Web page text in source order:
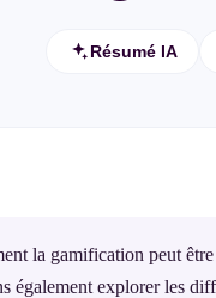
Résumé IA
la gamification peut
également explorer les